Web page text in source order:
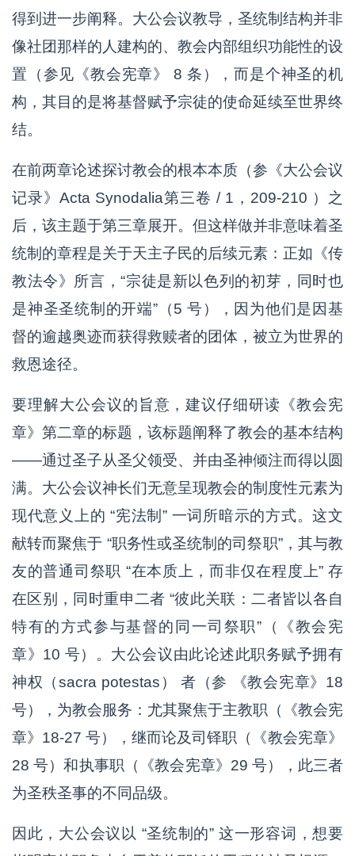
得到进一步阐释。大公会议教导，圣统制结构并非
像社团那样的人建构的、教会内部组织功能性的设
置（参见《教会宪章》 8 条），而是个神圣的机
构，其目的是将基督赋予宗徒的使命延续至世界终
结。
在前两章论述探讨教会的根本本质（参《大公会议
记录》Acta Synodalia第三卷 / 1，209-210 ）之
后，该主题于第三章展开。但这样做并非意味着圣
统制的章程是关于天主子民的后续元素：正如《传
教法令》所言，“宗徒是新以色列的初芽，同时也
是神圣圣统制的开端”（5 号），因为他们是因基
督的逾越奥迹而获得救赎者的团体，被立为世界的
救恩途径。
要理解大公会议的旨意，建议仔细研读《教会宪
章》第二章的标题，该标题阐释了教会的基本结构
——通过圣子从圣父领受、并由圣神倾注而得以圆
满。大公会议神长们无意呈现教会的制度性元素为
现代意义上的 “宪法制” 一词所暗示的方式。这文
献转而聚焦于 “职务性或圣统制的司祭职”，其与教
友的普通司祭职 “在本质上，而非仅在程度上” 存
在区别，同时重申二者 “彼此关联：二者皆以各自
特有的方式参与基督的同一司祭职”（《教会宪
章》10 号）。大公会议由此论述此职务赋予拥有
神权（sacra potestas） 者（参 《教会宪章》18
号），为教会服务：尤其聚焦于主教职（《教会宪
章》18-27 号），继而论及司铎职（《教会宪章》
28 号）和执事职（《教会宪章》29 号），此三者
为圣秩圣事的不同品级。
因此，大公会议以 “圣统制的” 这一形容词，想要